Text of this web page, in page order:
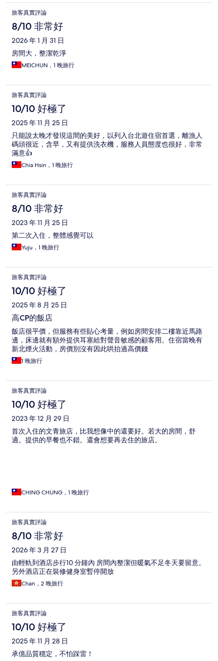
旅客真實評論
8/10 非常好
2026 年 1 月 31 日
房間大，整潔乾淨
MEICHUN，1 晚旅行
旅客真實評論
10/10 好極了
2025 年 11 月 25 日
只能說太晚才發現這間的美好，以列入台北遊住宿首選，離漁人
碼頭很近，含早，又有提供洗衣機，服務人員態度也很好，非常
滿意👍
Chia Hsin，1 晚旅行
旅客真實評論
8/10 非常好
2023 年 11 月 25 日
第二次入住，整體感覺可以
Yuju，1 晚旅行
旅客真實評論
10/10 好極了
2025 年 8 月 25 日
高CP的飯店
飯店很平價，但服務有些貼心考量，例如房間安排二樓靠近馬路
邊，床邊就有額外提供耳塞給對聲音敏感的顧客用。住宿當晚有
新北煙火活動，房價別沒有因此哄抬過高價錢
1 晚旅行
旅客真實評論
10/10 好極了
2023 年 12 月 29 日
首次入住的文青旅店，比我想像中的還要好。若大的房間，舒
適。提供的早餐也不錯。還會想要再去住的旅店。
CHING CHUNG，1 晚旅行
旅客真實評論
8/10 非常好
2026 年 3 月 27 日
由輕軌到酒店步行10 分鐘內 房間內整潔但暖氣不足冬天要留意。
另外酒店正在裝修健身室暫停開放
Chan，2 晚旅行
旅客真實評論
10/10 好極了
2025 年 11 月 28 日
承億品質穩定，不怕踩雷！